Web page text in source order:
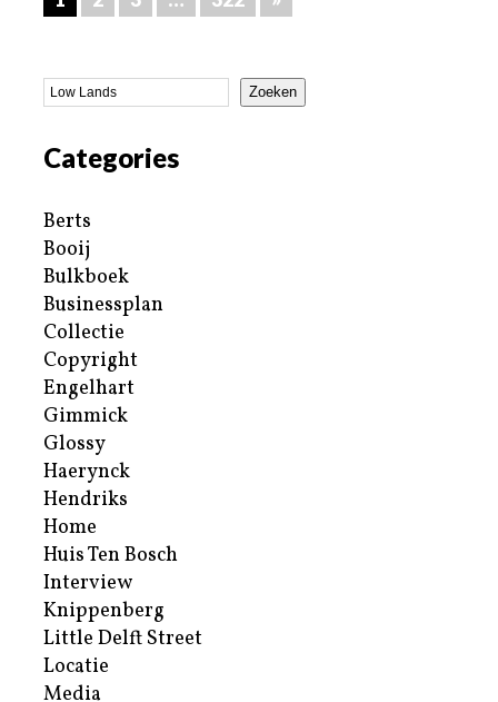
Zoeken
Categories
Berts
Booij
Bulkboek
Businessplan
Collectie
Copyright
Engelhart
Gimmick
Glossy
Haerynck
Hendriks
Home
Huis Ten Bosch
Interview
Knippenberg
Little Delft Street
Locatie
Media